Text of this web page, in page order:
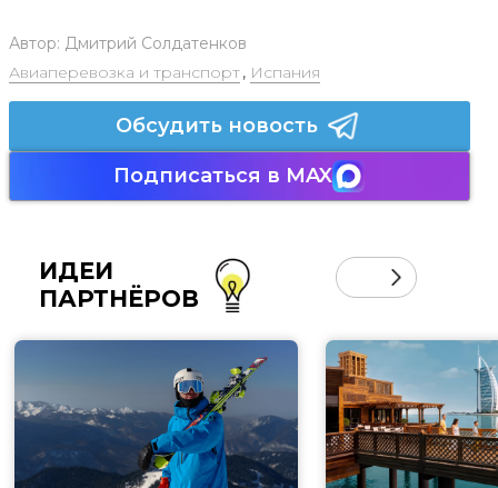
Автор: Дмитрий Солдатенков
Авиаперевозка и транспорт, Испания
Обсудить новость
Подписаться в MAX
ИДЕИ
ПАРТНЁРОВ